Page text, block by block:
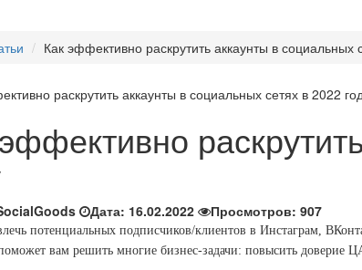
Как эффективно раскрутить аккаунты в социальных
Дата: 16.02.2022 Просмотров: 907
потенциальных подписчиков/клиентов в Инстаграм,
вам решить многие бизнес-задачи: повысить доверие